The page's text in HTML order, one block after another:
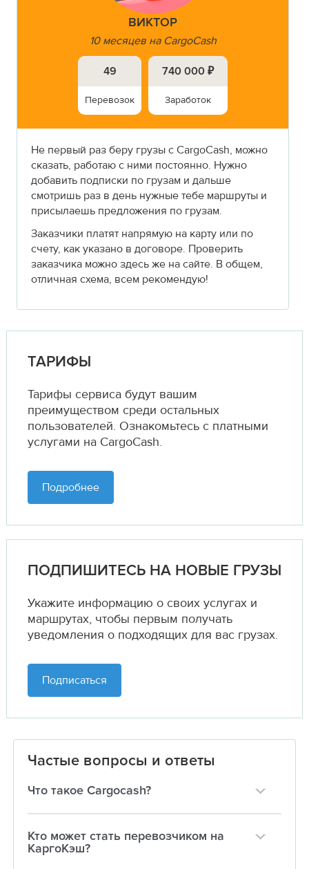
ВИКТОР
10 месяцев на CargoCash
49
Перевозок
740 000 ₽
Заработок
Не первый раз беру грузы с CargoCash, можно
сказать, работаю с ними постоянно. Нужно
добавить подписки по грузам и дальше
смотришь раз в день нужные тебе маршруты и
присылаешь предложения по грузам.
Заказчики платят напрямую на карту или по
счету, как указано в договоре. Проверить
заказчика можно здесь же на сайте. В общем,
отличная схема, всем рекомендую!
ТАРИФЫ
Тарифы сервиса будут вашим
преимуществом среди остальных
пользователей. Ознакомьтесь с платными
услугами на CargoCash.
Подробнее
ПОДПИШИТЕСЬ НА НОВЫЕ ГРУЗЫ
Укажите информацию о своих услугах и
маршрутах, чтобы первым получать
уведомления о подходящих для вас грузах.
Подписаться
Частые вопросы и ответы
Что такое Cargocash?
Кто может стать перевозчиком на
КаргоКэш?